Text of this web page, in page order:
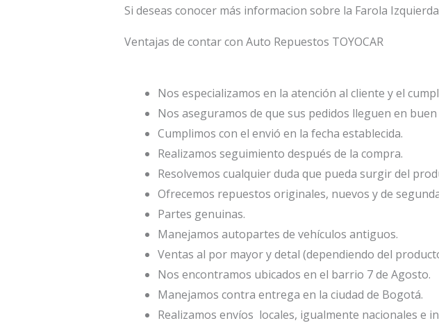
Si deseas conocer más informacion sobre la Farola
Ventajas de contar con Auto Repuestos TOYOCAR
Nos especializamos en la atención al cliente y el
Nos aseguramos de que sus pedidos lleguen en buen
Cumplimos con el envió en la fecha establecida.
Realizamos seguimiento después de la compra.
Resolvemos cualquier duda que pueda surgir del
Ofrecemos repuestos originales, nuevos y de
Partes genuinas.
Manejamos autopartes de vehículos antiguos.
Ventas al por mayor y detal (dependiendo del
Nos encontramos ubicados en el barrio 7 de Agosto.
Manejamos contra entrega en la ciudad de Bogotá.
Realizamos envíos locales, igualmente nacionales e